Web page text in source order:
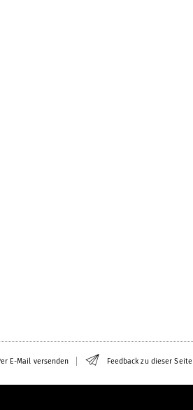
E-Mail versenden Feedback zu dieser Seite